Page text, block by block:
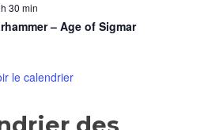
30 min
– Age of Sigmar
le calendrier